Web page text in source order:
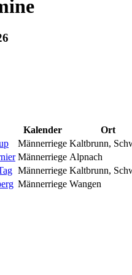
Kalender
Ort
Männerriege Kaltbrunn,
Männerriege Alpnach
Männerriege Kaltbrunn,
Männerriege Wangen